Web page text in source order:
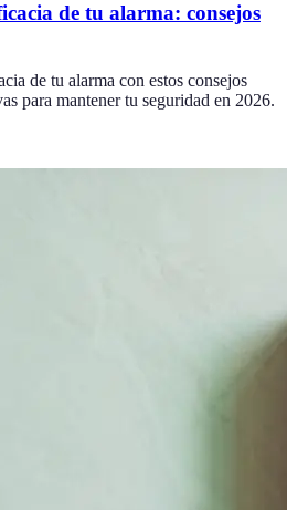
de tu alarma: consejos
de tu alarma con estos consejos
para mantener tu seguridad en 2026.